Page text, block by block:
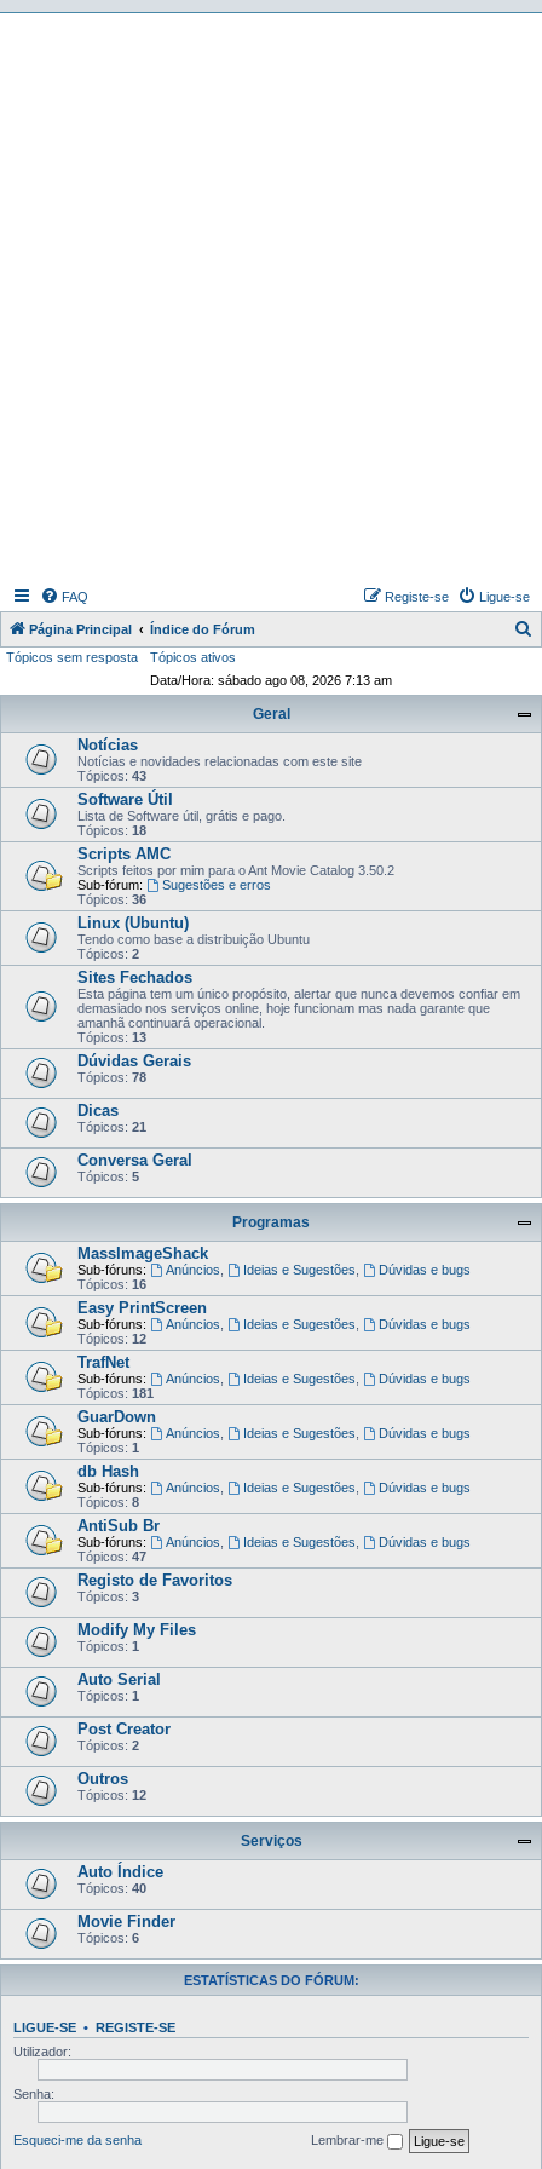
FAQ Ligue-se
Registe-se
Página Principal Índice do Fórum
Tópicos sem resposta
Tópicos ativos
Data/Hora: sábado ago 08, 2026 7:13 am
Geral
Notícias
Notícias e novidades relacionadas com este site
Tópicos: 43
Software Útil
Lista de Software útil, grátis e pago.
Tópicos: 18
Scripts AMC
Scripts feitos por mim para o Ant Movie Catalog 3.50.2
Sub-fórum:
Sugestões e erros
Tópicos: 36
Linux (Ubuntu)
Tendo como base a distribuição Ubuntu
Tópicos: 2
Sites Fechados
Esta página tem um único propósito, alertar que nunca devemos confiar em
demasiado nos serviços online, hoje funcionam mas nada garante que
amanhã continuará operacional.
Tópicos: 13
Dúvidas Gerais
Tópicos: 78
Dicas
Tópicos: 21
Conversa Geral
Tópicos: 5
Programas
MassImageShack
Sub-fóruns: Anúncios Ideias e Sugestões
Dúvidas e bugs
Tópicos: 16
Easy PrintScreen
Sub-fóruns: Anúncios Ideias e Sugestões
Dúvidas e bugs
Tópicos: 12
TrafNet
Sub-fóruns: Anúncios Ideias e Sugestões
Dúvidas e bugs
Tópicos: 181
GuarDown
Sub-fóruns: Anúncios Ideias e Sugestões
Dúvidas e bugs
Tópicos: 1
db Hash
Sub-fóruns: Anúncios Ideias e Sugestões
Dúvidas e bugs
Tópicos: 8
AntiSub Br
Sub-fóruns: Anúncios Ideias e Sugestões
Dúvidas e bugs
Tópicos: 47
Registo de Favoritos
Tópicos: 3
Modify My Files
Tópicos: 1
Auto Serial
Tópicos: 1
Post Creator
Tópicos: 2
Outros
Tópicos: 12
Serviços
Auto Índice
Tópicos: 40
Movie Finder
Tópicos: 6
ESTATÍSTICAS DO FÓRUM:
LIGUE-SE • REGISTE-SE
Utilizador:
Senha:
Esqueci-me da senha Lembrar-me